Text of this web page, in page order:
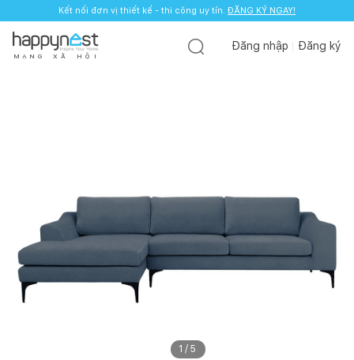
Kết nối đơn vị thiết kế - thi công uy tín. ĐĂNG KÝ NGAY!
M Ạ N G X Ã H Ộ I
Đăng nhập Đăng ký
1 / 5